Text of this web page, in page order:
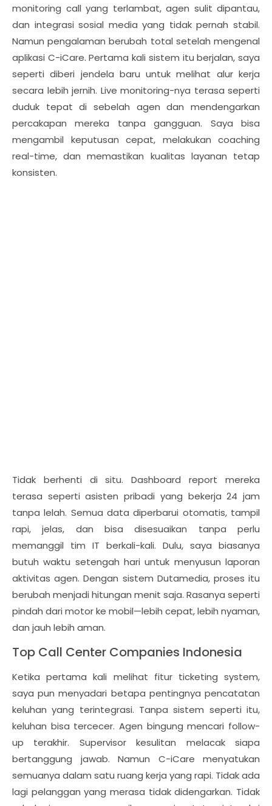
monitoring call yang terlambat, agen sulit dipantau,
dan integrasi sosial media yang tidak pernah stabil.
Namun pengalaman berubah total setelah mengenal
aplikasi C-iCare. Pertama kali sistem itu berjalan, saya
seperti diberi jendela baru untuk melihat alur kerja
secara lebih jernih. Live monitoring-nya terasa seperti
duduk tepat di sebelah agen dan mendengarkan
percakapan mereka tanpa gangguan. Saya bisa
mengambil keputusan cepat, melakukan coaching
real-time, dan memastikan kualitas layanan tetap
konsisten.
Tidak berhenti di situ. Dashboard report mereka
terasa seperti asisten pribadi yang bekerja 24 jam
tanpa lelah. Semua data diperbarui otomatis, tampil
rapi, jelas, dan bisa disesuaikan tanpa perlu
memanggil tim IT berkali-kali. Dulu, saya biasanya
butuh waktu setengah hari untuk menyusun laporan
aktivitas agen. Dengan sistem Dutamedia, proses itu
berubah menjadi hitungan menit saja. Rasanya seperti
pindah dari motor ke mobil—lebih cepat, lebih nyaman,
dan jauh lebih aman.
Top Call Center Companies Indonesia
Ketika pertama kali melihat fitur ticketing system,
saya pun menyadari betapa pentingnya pencatatan
keluhan yang terintegrasi. Tanpa sistem seperti itu,
keluhan bisa tercecer. Agen bingung mencari follow-
up terakhir. Supervisor kesulitan melacak siapa
bertanggung jawab. Namun C-iCare menyatukan
semuanya dalam satu ruang kerja yang rapi. Tidak ada
lagi pelanggan yang merasa tidak didengarkan. Tidak